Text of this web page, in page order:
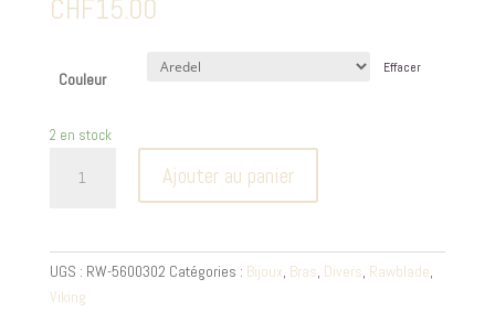
CHF15.00
Couleur
Effacer
2 en stock
motifs
Ajouter au panier
UGS : RW-5600302 Catégories : Bijoux, Bras, Divers, Rawblade,
Viking